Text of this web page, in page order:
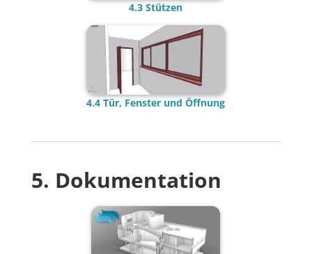
4.3 Stützen
4.4 Tür, Fenster und Öffnung
5. Dokumentation